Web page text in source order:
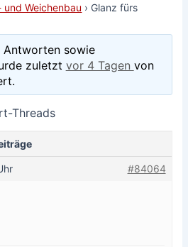
und Weichenbau › Glanz fürs
Antworten sowie
zuletzt vor 4 Tagen von
Threads
#84064